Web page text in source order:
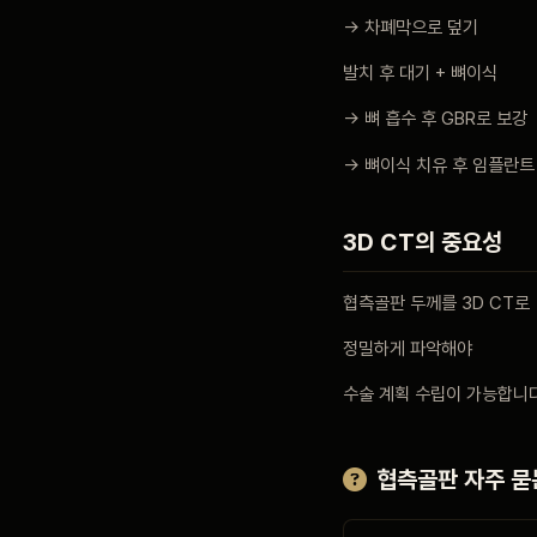
→ 차폐막으로 덮기
발치 후 대기 + 뼈이식
→ 뼈 흡수 후 GBR로 보강
→ 뼈이식 치유 후 임플란트
3D CT의 중요성
협측골판 두께를 3D CT로
정밀하게 파악해야
수술 계획 수립이 가능합니
협측골판 자주